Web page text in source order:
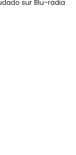
sur Blu-radia